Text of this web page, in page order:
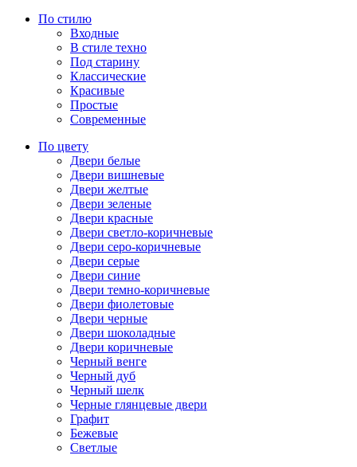
По стилю
Входные
В стиле техно
Под старину
Классические
Красивые
Простые
Современные
По цвету
Двери белые
Двери вишневые
Двери желтые
Двери зеленые
Двери красные
Двери светло-коричневые
Двери серо-коричневые
Двери серые
Двери синие
Двери темно-коричневые
Двери фиолетовые
Двери черные
Двери шоколадные
Двери коричневые
Черный венге
Черный дуб
Черный шелк
Черные глянцевые двери
Графит
Бежевые
Светлые